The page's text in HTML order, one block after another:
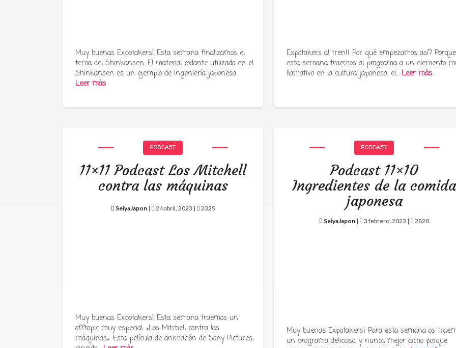
Muy buenas Expotakers! Esta semana finalizamos el
tema del Shinkansen. El material rodante utilizado en el
Shinkansen es un ejemplo de ingeniería japonesa…
Leer más
Expotakers al tren!! Por qué empezamos así? Porque
esta semana traemos al programa a un elemento
llamativo en la cultura japonesa: el…Leer más
PODCAST
11×11 Podcast Los Mitchell
contra las máquinas
SeiyaJapon| 24 abril, 2023 | 2325
Muy buenas Expotakers! Esta semana traemos un
offtopic muy especial: «Los Mitchell contra las
máquinas«. Esta película de animación de Sony Pictures,
PODCAST
Podcast 11×10
Ingredientes de la comida
japonesa
SeiyaJapon | 3 febrero, 2023 | 2820
Muy buenas Expotakers! Para esta semana os
un programa delicioso, y nunca mejor dicho porque